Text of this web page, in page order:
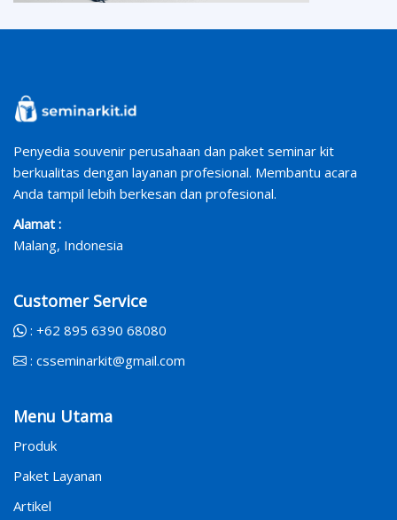
Penyedia souvenir perusahaan dan paket seminar kit
berkualitas dengan layanan profesional. Membantu acara
Anda tampil lebih berkesan dan profesional.
Alamat :
Malang, Indonesia
Customer Service
: +62 895 6390 68080
: csseminarkit@gmail.com
Menu Utama
Produk
Paket Layanan
Artikel